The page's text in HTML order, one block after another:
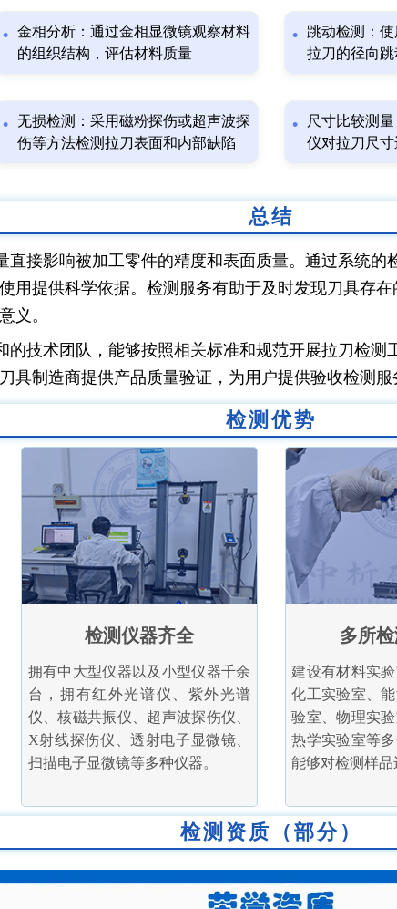
金相分析：通过金相显微镜观察材料
的组织结构，评估材料质量
跳动检测：
拉刀的径向
无损检测：采用磁粉探伤或超声波探
伤等方法检测拉刀表面和内部缺陷
尺寸比较测
仪对拉刀尺
总结
直接影响被加工零件的精度和表面质量。通过系统
用提供科学依据。检测服务有助于及时发现刀具存
义。
的技术团队，能够按照相关标准和规范开展拉刀检
具制造商提供产品质量验证，为用户提供验收检测服
检测优势
检测仪器齐全
拥有中大型仪器以及小型仪器千余
台，拥有红外光谱仪、紫外光谱
仪、核磁共振仪、超声波探伤仪、
X射线探伤仪、透射电子显微镜、
扫描电子显微镜等多种仪器。
多所
建设有材料实验
化工实验室、
验室、物理实验
热学实验室等
能够对检测样品
检测资质（部分）